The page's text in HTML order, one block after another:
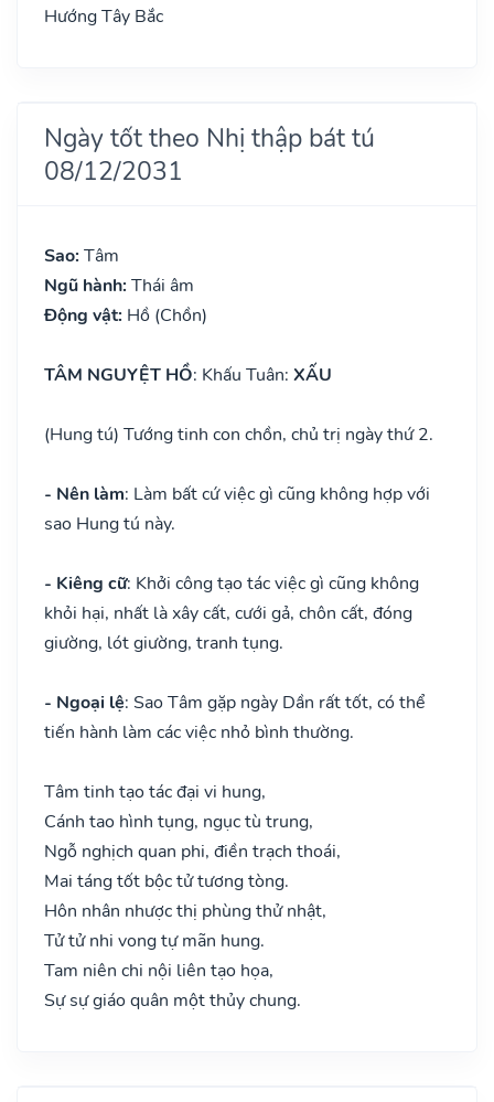
Hướng Tây Bắc
Ngày tốt theo Nhị thập bát tú
08/12/2031
Sao: Tâm
Ngũ hành: Thái âm
Động vật: Hồ (Chồn)
TÂM NGUYỆT HỒ: Khấu Tuân: XẤU
(Hung tú) Tướng tinh con chồn, chủ trị ngày thứ 2.
- Nên làm: Làm bất cứ việc gì cũng không hợp với
sao Hung tú này.
- Kiêng cữ: Khởi công tạo tác việc gì cũng không
khỏi hại, nhất là xây cất, cưới gả, chôn cất, đóng
giường, lót giường, tranh tụng.
- Ngoại lệ: Sao Tâm gặp ngày Dần rất tốt, có thể
tiến hành làm các việc nhỏ bình thường.
Tâm tinh tạo tác đại vi hung,
Cánh tao hình tụng, ngục tù trung,
Ngỗ nghịch quan phi, điền trạch thoái,
Mai táng tốt bộc tử tương tòng.
Hôn nhân nhược thị phùng thử nhật,
Tử tử nhi vong tự mãn hung.
Tam niên chi nội liên tạo họa,
Sự sự giáo quân một thủy chung.